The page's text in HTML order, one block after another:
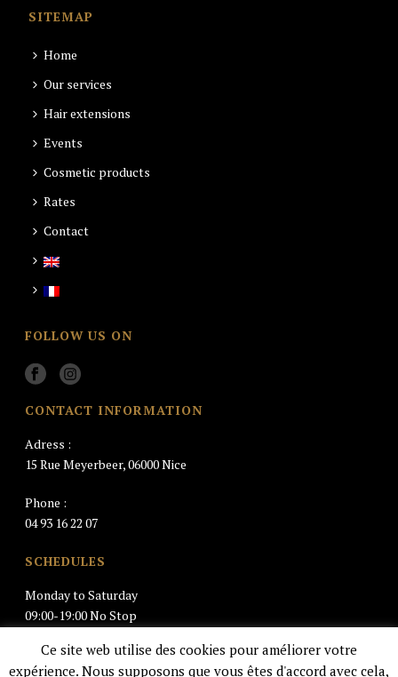
SITEMAP
Home
Our services
Hair extensions
Events
Cosmetic products
Rates
Contact
FOLLOW US ON
CONTACT INFORMATION
Adress :
15 Rue Meyerbeer, 06000 Nice
Phone :
04 93 16 22 07
SCHEDULES
Monday to Saturday
09:00-19:00 No Stop
Closed Sunday
Ce site web utilise des cookies pour améliorer votre
expérience. Nous supposons que vous êtes d'accord avec cela,